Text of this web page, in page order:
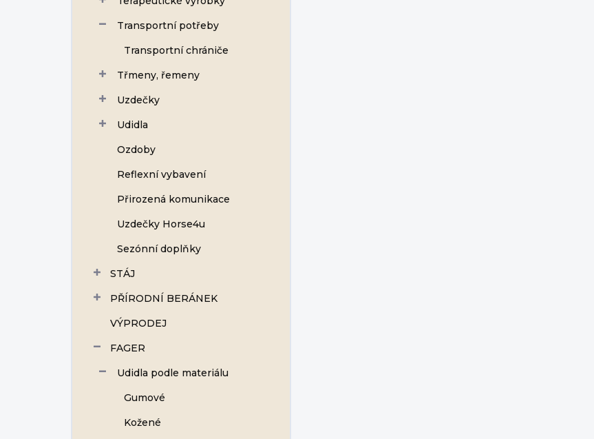
Transportní potřeby
Transportní chrániče
Třmeny, řemeny
Uzdečky
Udidla
Ozdoby
Reflexní vybavení
Přirozená komunikace
Uzdečky Horse4u
Sezónní doplňky
STÁJ
PŘÍRODNÍ BERÁNEK
VÝPRODEJ
FAGER
Udidla podle materiálu
Gumové
Kožené